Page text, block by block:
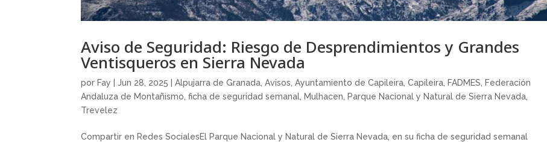
Aviso de Seguridad: Riesgo de Desprendimientos y Grandes
Ventisqueros en Sierra Nevada
por Fay |Jun 28, 2025 |Alpujarra de Granada ,Avisos ,Ayuntamiento de Capileira ,Capileira FADMES
Federación
Andaluza de Montañismo ,ficha de seguridad semanal Mulhacen Parque Nacional y Natural de Sierra Nevada
Trevelez
Compartir en Redes SocialesEl Parque Nacional y Natural de Sierra Nevada, en su ficha de seguridad semanal